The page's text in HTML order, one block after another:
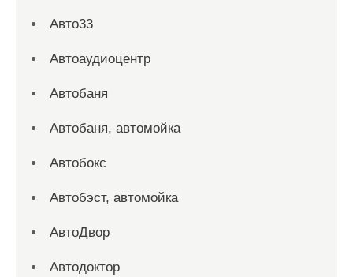
Авто33
Автоаудиоцентр
Автобаня
Автобаня, автомойка
Автобокс
Автобэст, автомойка
АвтоДвор
Автодоктор